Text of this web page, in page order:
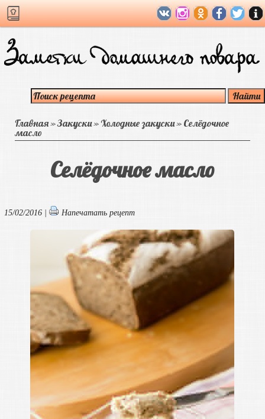
Главная»Закуски»Холодные закуски» Селёдочное
масло
Селёдочное масло
15/02/2016 | Напечатать рецепт